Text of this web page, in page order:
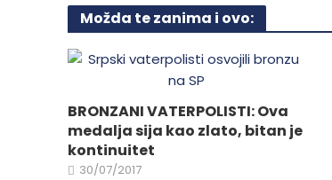
Opcije
biti
izabrane
na
stranici
proizvoda.
Možda te zanima i ovo:
BRONZANI VATERPOLISTI: Ova
medalja sija kao zlato, bitan je
kontinuitet
30/07/2017